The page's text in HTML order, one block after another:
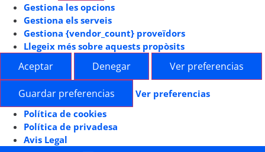
Gestiona les opcions
Gestiona els serveis
Gestiona {vendor_count} proveïdors
Llegeix més sobre aquests propòsits
Aceptar Denegar Ver preferencias
Guardar preferencias
Ver preferencias
Política de cookies
Política de privadesa
Avis Legal